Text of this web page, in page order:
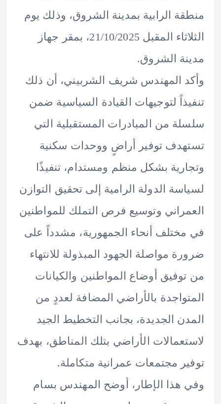
الرابية بمدينة الشروق، وذلك يوم
الثلاثاء المقبل 21/10/2025، بمقر جهاز
الشروق.
المهندس شريف الشربيني، أن ذلك
لتوجيهات القيادة السياسية ضمن
من المبادرات المستقبلية التي
توفير أراضٍ ووحدات سكنية
بشكل منظم ومستدام، تنفيذًا
الدولة الرامية إلى تحقيق التوازن
وتوسيع فرص التملك للمواطنين
أنحاء الجمهورية، مشدداً على
مواصلة الجهود المبذولة للانتهاء
أوضاع المواطنين والكيانات
بالأراضي المضافة لعددٍ من
الجديدة، بجانب التخطيط الجيد
الأراضي بتلك المناطق، بهدف
مجتمعات عمرانية متكاملة.
هذا الإطار، أوضح المهندس بسام